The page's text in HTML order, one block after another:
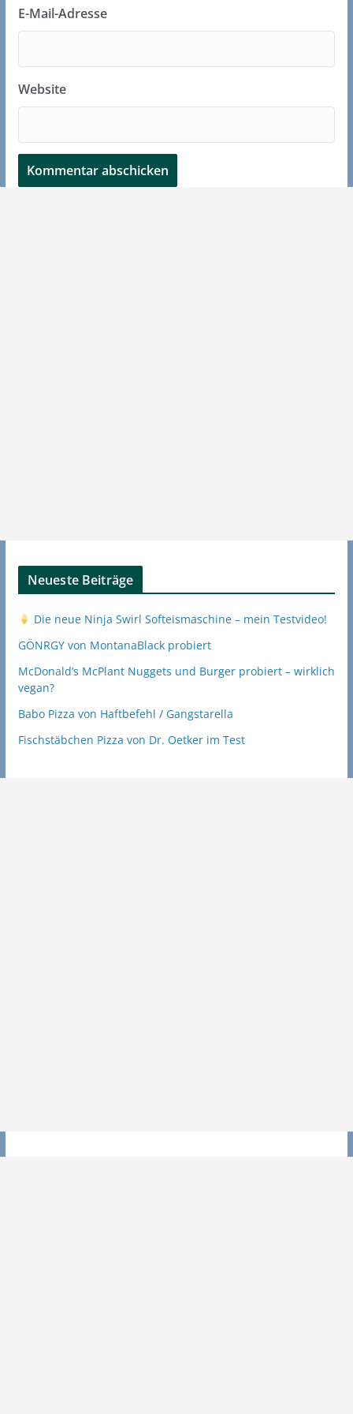
E-Mail-Adresse
Website
Neueste Beiträge
Die neue Ninja Swirl Softeismaschine – mein Testvideo!
GÖNRGY von MontanaBlack probiert
McDonald’s McPlant Nuggets und Burger probiert – wirklich
vegan?
Babo Pizza von Haftbefehl / Gangstarella
Fischstäbchen Pizza von Dr. Oetker im Test